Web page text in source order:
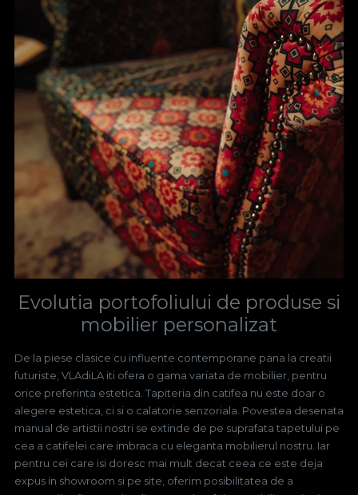
Evolutia portofoliului de produse si
mobilier personalizat
De la piese clasice cu influente contemporane pana la creatii
futuriste, VLAdiLA iti ofera o gama variata de mobilier, pentru
orice preferinta estetica. Tapiteria din catifea nu este doar o
alegere estetica, ci si o calatorie senzoriala. Povestea desenata
manual de artistii nostri se extinde de pe suprafata tapetului pe
cea a catifelei care imbraca cu eleganta mobilierul nostru. Iar
pentru cei care isi doresc mai mult decat ceea ce este deja
expus in showroom si pe site, oferim posibilitatea de a